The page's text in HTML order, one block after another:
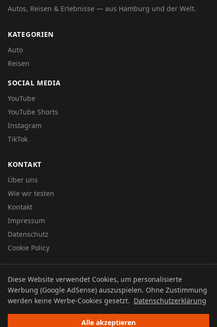
Autos, Reisen & Erlebnisse — aus Hamburg und der Welt.
KATEGORIEN
Auto
Reisen
SOCIAL MEDIA
YouTube
YouTube Shorts
Instagram
TikTok
KONTAKT
Über uns
Wie wir testen
Kontakt
Impressum
Datenschutz
Cookie Policy
© 2026 UTBOERG TV
DatenschutzImpressumCookie Policy
Diese Website verwendet Cookies, um personalisierte
Werbung (Google AdSense) auszuspielen. Ohne Zustimmung
werden keine Werbe-Cookies gesetzt. Datenschutzerklärung
Alle akzeptieren